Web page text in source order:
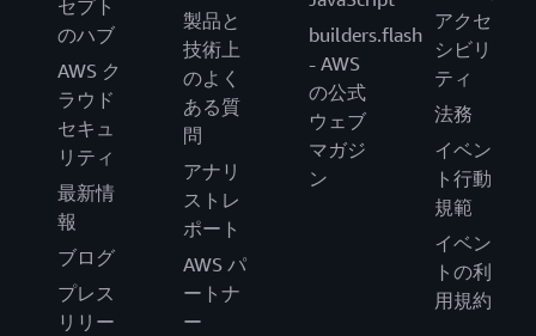
セプト
のハブ
AWS ク
ラウド
セキュ
リティ
最新情
報
ブログ
プレス
リリー
製品と
技術上
のよく
ある質
問
アナリ
ストレ
ポート
AWS パ
ートナ
ー
builders.flash
- AWS
の公式
ウェブ
マガジ
ン
アクセ
シビリ
ティ
法務
イベン
ト行動
規範
イベン
トの利
用規約